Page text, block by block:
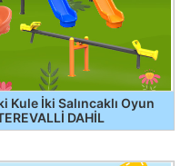
Kule İki Salıncaklı Oyun
DAHİL